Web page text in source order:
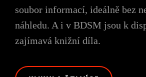
soubor informací, ideálně bez
náhledu. A i v BDSM jsou k
zajímavá knižní díla.